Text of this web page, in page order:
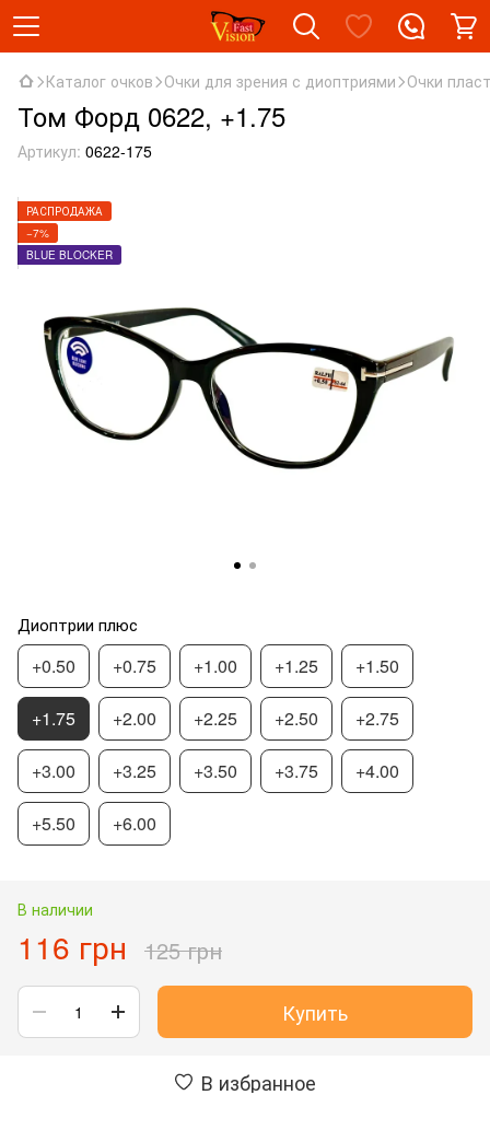
Каталог очков Очки для зрения с диоптриями Очки
Том Форд 0622, +1.75
Артикул: 0622-175
РАСПРОДАЖА
−7%
BLUE BLOCKER
Диоптрии плюс
+0.50 +0.75 +1.00 +1.25 +1.50
+1.75 +2.00 +2.25 +2.50 +2.75
+3.00 +3.25 +3.50 +3.75 +4.00
+5.50 +6.00
В наличии
116 грн 125 грн
Купить
В избранное